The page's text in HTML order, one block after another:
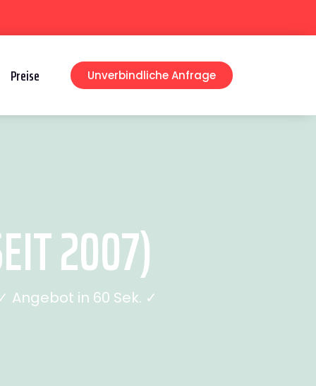
Preise Unverbindliche Anfrage
2007)
Angebot in 60 Sek. ✓